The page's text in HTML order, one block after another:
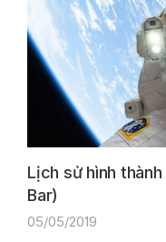
Lịch sử hình
Bar)
05/05/2019